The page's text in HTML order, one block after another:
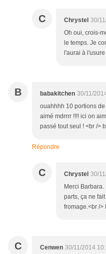
C Chrystel 30/
Oh oui, crois-
le temps. Je
l'aurai à
B babakitchen 30/11/
ouahhhh 10 portions
aimé mdrrrr !!!! ici on
passé tout seul ! <br />
Répondre
C Chrystel 30/
Merci
parts, ça ne
fromage.<br />
C Cenwen 30/11/2014